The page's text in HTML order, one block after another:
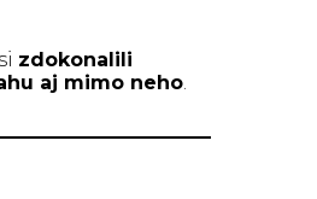
si zdokonalili
aj mimo neho.